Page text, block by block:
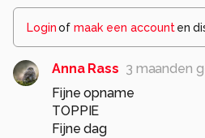
Loginof maak een account en
Anna Rass 3 maanden
Fijne opname
TOPPIE
Fijne dag